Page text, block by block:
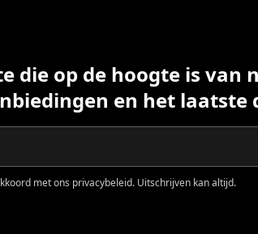
die op de hoogte is van
en het laatste
met ons privacybeleid. Uitschrijven kan altijd.